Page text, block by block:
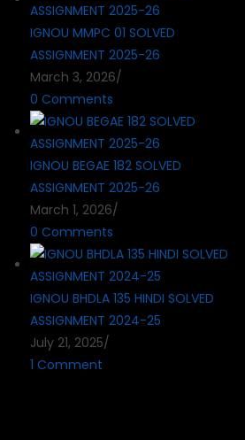
IGNOU MMPC 01 SOLVED
ASSIGNMENT 2025-26
March 3, 2026/
0 Comments
IGNOU BEGAE 182 SOLVED
ASSIGNMENT 2025-26
March 1, 2026/
0 Comments
IGNOU BHDLA 135 HINDI SOLVED
ASSIGNMENT 2024-25
July 21, 2025/
1 Comment